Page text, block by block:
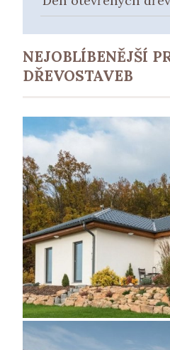
NEJOBLÍBENĚJŠÍ
DŘEVOSTAVEB